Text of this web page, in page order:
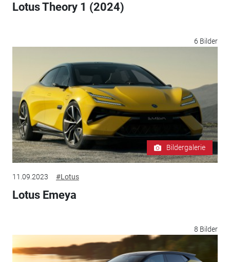
Lotus Theory 1 (2024)
6 Bilder
Bildergalerie
11.09.2023 #Lotus
Lotus Emeya
8 Bilder